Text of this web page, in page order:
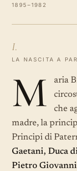
1895–1982
I.
LA NASCITA A
M aria
che
madre, la
Principi di
Gaetani, Duca
Pietro